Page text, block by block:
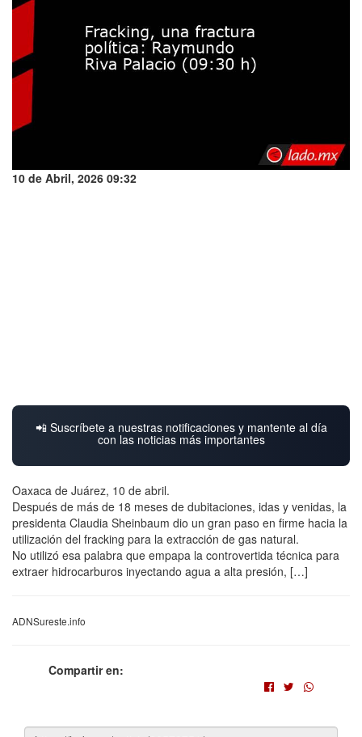
10 de Abril, 2026 09:32
📲 Suscríbete a nuestras notificaciones y mantente al día
con las noticias más importantes
Oaxaca de Juárez, 10 de abril.
Después de más de 18 meses de dubitaciones, idas y venidas, la
presidenta Claudia Sheinbaum dio un gran paso en firme hacia la
utilización del fracking para la extracción de gas natural.
No utilizó esa palabra que empapa la controvertida técnica para
extraer hidrocarburos inyectando agua a alta presión, […]
ADNSureste.info
Compartir en: